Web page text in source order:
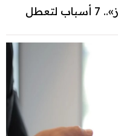
مشكلة تحويل الأموال في «إنجاز».. 7 أسباب لتعطل